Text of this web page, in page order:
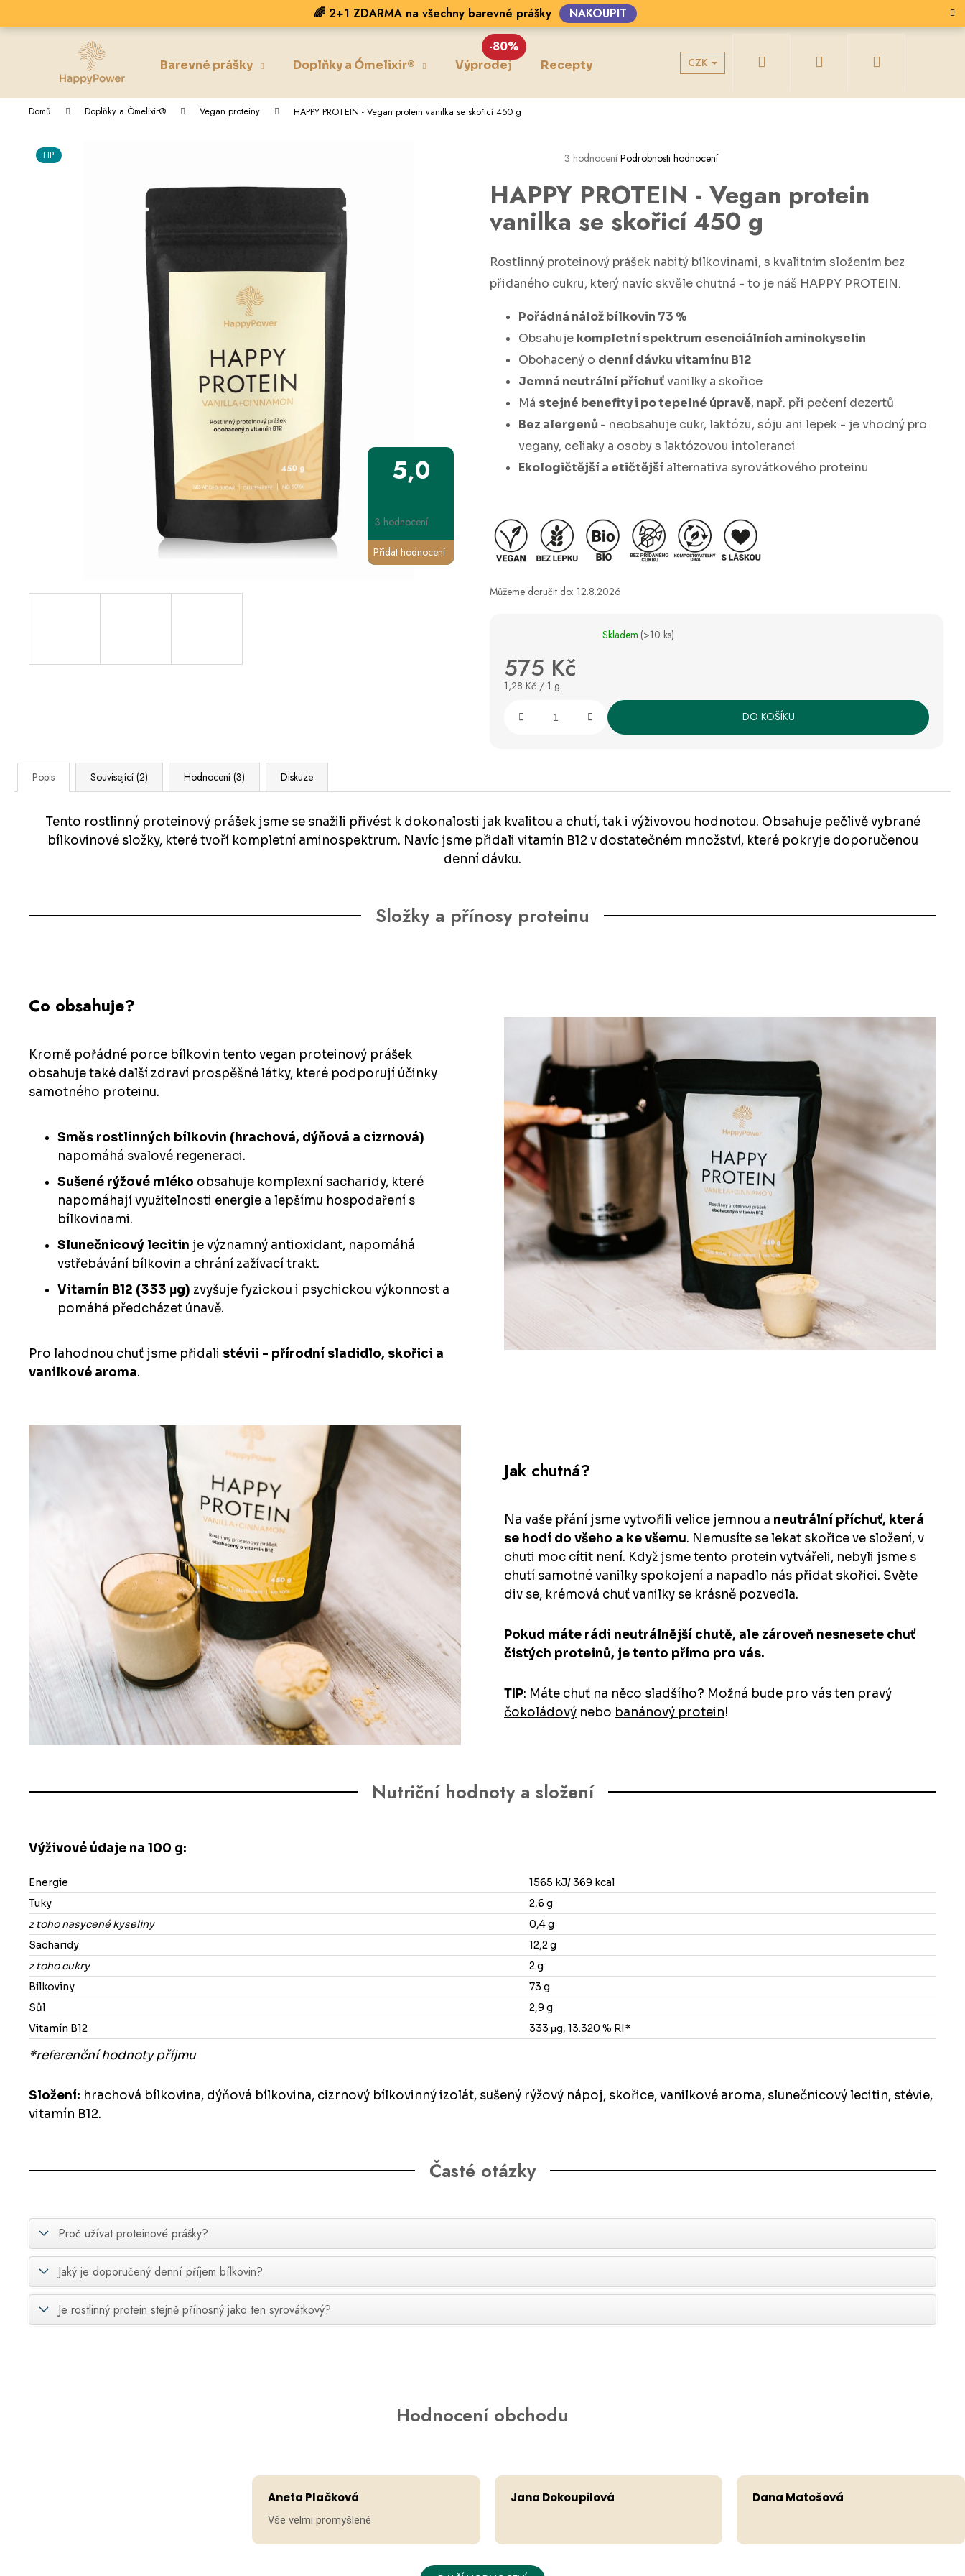
obsah
🌈 2+1 ZDARMA na všechny barevné prášky NAKOUPIT
Barevné prášky Doplňky a Ómelixir® Výprodej
-80%
Recepty Velkoobchodní spolupráce
CZK Přihlášení
Domů Doplňky a Ómelixir® Vegan proteiny HAPPY PROTEIN - Vegan protein vanilka se skořicí 450 g
3 hodnocení Podrobnosti hodnocení
HAPPY PROTEIN - Vegan protein
vanilka se skořicí 450 g
Rostlinný proteinový prášek nabitý bílkovinami, s kvalitním složením bez
přidaného cukru, který navíc skvěle chutná - to je náš HAPPY PROTEIN.
Pořádná nálož bílkovin 73 %
Obsahuje kompletní spektrum esenciálních aminokyselin
Obohacený o denní dávku vitamínu B12
Jemná neutrální příchuť vanilky a skořice
Má stejné benefity i po tepelné úpravě, např. při pečení dezertů
Bez alergenů - neobsahuje cukr, laktózu, sóju ani lepek - je vhodný pro
vegany, celiaky a osoby s laktózovou intolerancí
Ekologičtější a etičtější alternativa syrovátkového proteinu
Můžeme doručit do: 12.8.2026
Skladem (>10 ks)
575 Kč
Měrná
1,28 Kč / 1 g
DO KOŠÍKU
TIP
5,0
3 hodnocení
Přidat hodnocení
Popis Související (2) Hodnocení (3) Diskuze
Tento rostlinný proteinový prášek jsme se snažili přivést k dokonalosti jak kvalitou a chutí, tak i výživovou hodnotou. Obsahuje pečlivě vybrané
bílkovinové složky, které tvoří kompletní aminospektrum. Navíc jsme přidali vitamín B12 v dostatečném množství, které pokryje doporučenou
denní dávku.
Složky a přínosy proteinu
Co obsahuje?
Kromě pořádné porce bílkovin tento vegan proteinový prášek
obsahuje také další zdraví prospěšné látky, které podporují účinky
samotného proteinu.
Směs rostlinných bílkovin (hrachová, dýňová a cizrnová)
napomáhá svalové regeneraci.
Sušené rýžové mléko obsahuje komplexní sacharidy, které
napomáhají využitelnosti energie a lepšímu hospodaření s
bílkovinami.
Slunečnicový lecitin je významný antioxidant, napomáhá
vstřebávání bílkovin a chrání zažívací trakt.
Vitamín B12 (333 μg) zvyšuje fyzickou i psychickou výkonnost a
pomáhá předcházet únavě.
Pro lahodnou chuť jsme přidali stévii - přírodní sladidlo, skořici a
vanilkové aroma.
Jak chutná?
Na vaše přání jsme vytvořili velice jemnou a neutrální příchuť, která
se hodí do všeho a ke všemu. Nemusíte se lekat skořice ve složení, v
chuti moc cítit není. Když jsme tento protein vytvářeli, nebyli jsme s
chutí samotné vanilky spokojení a napadlo nás přidat skořici. Světe
div se, krémová chuť vanilky se krásně pozvedla.
Pokud máte rádi neutrálnější chutě, ale zároveň nesnesete chuť
čistých proteinů, je tento přímo pro vás.
TIP: Máte chuť na něco sladšího? Možná bude pro vás ten pravý
čokoládový nebo banánový protein!
Nutriční hodnoty a složení
Výživové údaje na 100 g:
Energie
1565 kJ/ 369 kcal
Tuky
2,6 g
z toho nasycené kyseliny
0,4 g
Sacharidy
12,2 g
z toho cukry
2 g
Bílkoviny
73 g
Sůl
2,9 g
Vitamín B12
333 μg, 13.320 % RI*
*referenční hodnoty příjmu
Složení: hrachová bílkovina, dýňová bílkovina, cizrnový bílkovinný izolát, sušený rýžový nápoj, skořice, vanilkové aroma, slunečnicový lecitin, stévie,
vitamín B12.
Časté otázky
Proč užívat proteinové prášky?
Jaký je doporučený denní příjem bílkovin?
Je rostlinný protein stejně přínosný jako ten syrovátkový?
o
obchodu
obchodu
Co potřebujete najít?
Hodnocení obchodu
Aneta Plačková
Vše velmi promyšlené
Jana Dokoupilová Dana Matošová